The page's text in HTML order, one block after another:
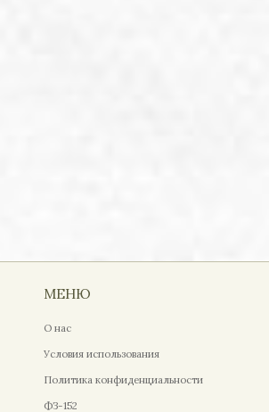
МЕНЮ
О нас
Условия использования
Политика конфиденциальности
ФЗ-152